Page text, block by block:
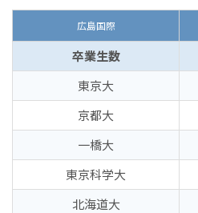
広島国際
卒業生数
東京大
京都大
一橋大
東京科学大
北海道大